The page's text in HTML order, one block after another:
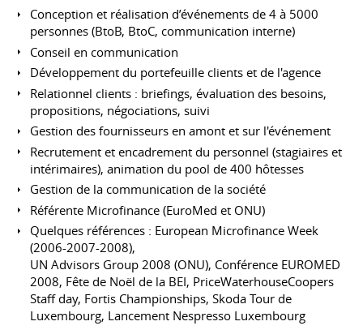
Conception et réalisation d’événements de 4 à 5000
personnes (BtoB, BtoC, communication interne)
Conseil en communication
Développement du portefeuille clients et de l'agence
Relationnel clients : briefings, évaluation des besoins,
propositions, négociations, suivi
Gestion des fournisseurs en amont et sur l'événement
Recrutement et encadrement du personnel (stagiaires et
intérimaires), animation du pool de 400 hôtesses
Gestion de la communication de la société
Référente Microfinance (EuroMed et ONU)
Quelques références : European Microfinance Week
(2006-2007-2008),
UN Advisors Group 2008 (ONU), Conférence EUROMED
2008, Fête de Noël de la BEI, PriceWaterhouseCoopers
Staff day, Fortis Championships, Skoda Tour de
Luxembourg, Lancement Nespresso Luxembourg